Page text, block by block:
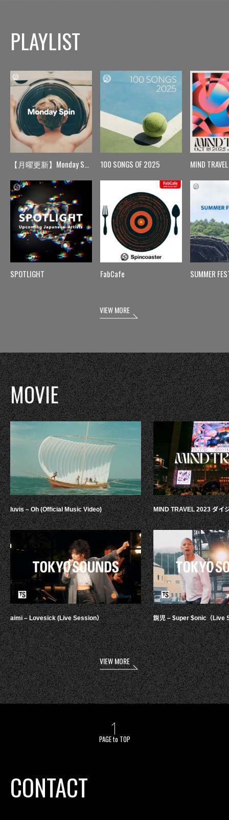
PLAYLIST
【月曜更新】Monday Spin
SPOTLIGHT
100 SONGS OF 2025
FabCafe
MIND TRAVEL
SUMMER
VIEW MORE
MOVIE
luvis – Oh (Official Music Video)
aimi – Lovesick (Live Session）
MIND TRAVEL 2023 ダイ
鋭児 – $uper $onic（Live
VIEW MORE
PAGE to TOP
CONTACT